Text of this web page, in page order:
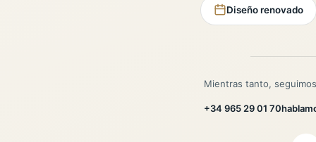
Diseño renovado
Mientras tanto,
+34 965 29 01 70